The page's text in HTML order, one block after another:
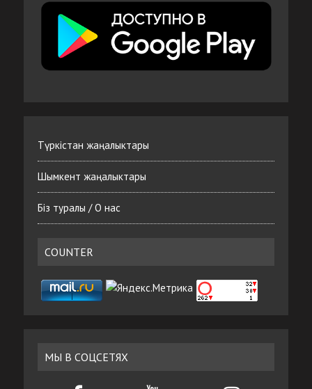
Түркістан жаңалыктары
Шымкент жаңалыктары
Біз туралы / О нас
COUNTER
МЫ В СОЦСЕТЯХ